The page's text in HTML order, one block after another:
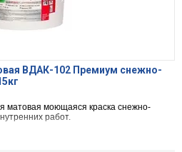
ВДАК-102 Премиум снежно-
матовая моющаяся краска снежно-
работ.